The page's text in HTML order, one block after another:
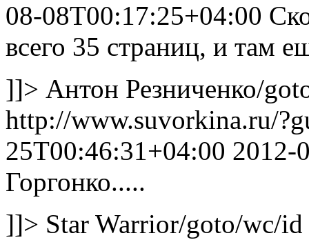
08-08T00:17:25+04:00
всего 35 страниц, и там
]]> Антон Резниченко/
http://www.suvorkina.ru/
25T00:46:31+04:00 2012-
Горгонко.....
]]> Star Warrior/goto/wc/id